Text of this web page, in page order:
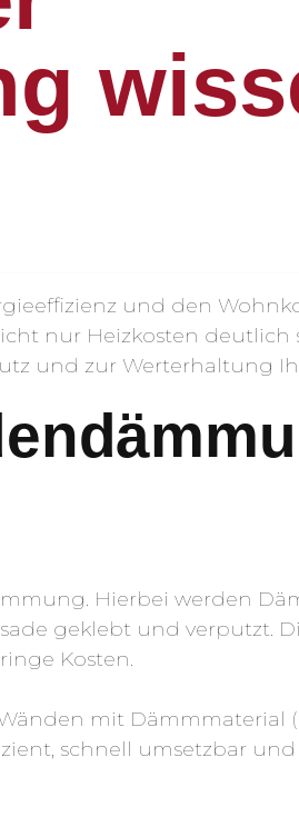
und den
nur Heizkosten deutlich
und zur Werterhaltung
Hierbei werden
geklebt und verputzt.
Kosten.
mit Dämmmaterial
schnell umsetzbar